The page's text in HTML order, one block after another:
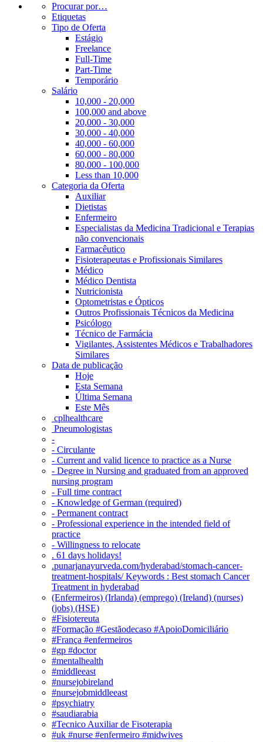
Procurar por…
Etiquetas
Tipo de Oferta
Estágio
Freelance
Full-Time
Part-Time
Temporário
Salário
10,000 - 20,000
100,000 and above
20,000 - 30,000
30,000 - 40,000
40,000 - 60,000
60,000 - 80,000
80,000 - 100,000
Less than 10,000
Categoria da Oferta
Auxiliar
Dietistas
Enfermeiro
Especialistas da Medicina Tradicional e Terapias
não convencionais
Farmacêutico
Fisioterapeutas e Profissionais Similares
Médico
Médico Dentista
Nutricionista
Optometristas e Ópticos
Outros Profissionais Técnicos da Medicina
Psicólogo
Técnico de Farmácia
Vigilantes, Assistentes Médicos e Trabalhadores
Similares
Data de publicação
Hoje
Esta Semana
Última Semana
Este Mês
‎ cplhealthcare‬
Pneumologistas
-
- Circulante
- Current and valid licence to practice as a Nurse
- Degree in Nursing and graduated from an approved
nursing program
- Full time contract
- Knowledge of German (required)
- Permanent contract
- Professional experience in the intended field of
practice
- Willingness to relocate
. 61 days holidays!
.punarjanayurveda.com/hyderabad/stomach-cancer-
treatment-hospitals/ Keywords : Best stomach Cancer
Treatment in hyderabad
(Enfermeiros) (Irlanda) (emprego) (Ireland) (nurses)
(jobs) (HSE)
#Fisiotereuta
#Formação #Gestãodecaso #ApoioDomiciliário
#França #enfermeiros
#gp #doctor
#mentalhealth
#middleeast
#nursejobireland
#nursejobmiddleeast
#psychiatry
#saudiarabia
#Tecnico Auxiliar de Fisoterapia
#uk #nurse #enfermeiro #midwives